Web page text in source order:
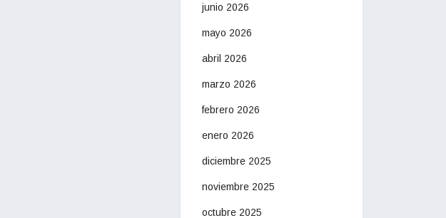
junio 2026
mayo 2026
abril 2026
marzo 2026
febrero 2026
enero 2026
diciembre 2025
noviembre 2025
octubre 2025